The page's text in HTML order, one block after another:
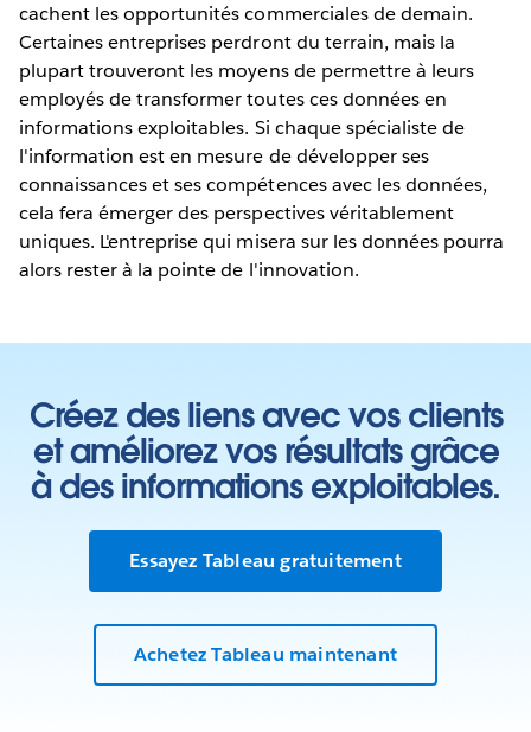
cachent les opportunités commerciales de demain.
Certaines entreprises perdront du terrain, mais la
plupart trouveront les moyens de permettre à leurs
employés de transformer toutes ces données en
informations exploitables. Si chaque spécialiste de
l'information est en mesure de développer ses
connaissances et ses compétences avec les données,
cela fera émerger des perspectives véritablement
uniques. L'entreprise qui misera sur les données pourra
alors rester à la pointe de l'innovation.
Créez des liens avec vos clients
et améliorez vos résultats grâce
à des informations exploitables.
Essayez Tableau gratuitement
Achetez Tableau maintenant